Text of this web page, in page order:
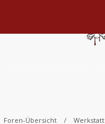
Foren-Übersicht Werkstatt